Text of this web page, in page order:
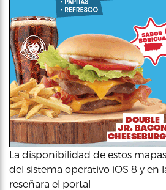
La disponibilidad de estos
del sistema operativo iOS 8 y en
reseñara el portal